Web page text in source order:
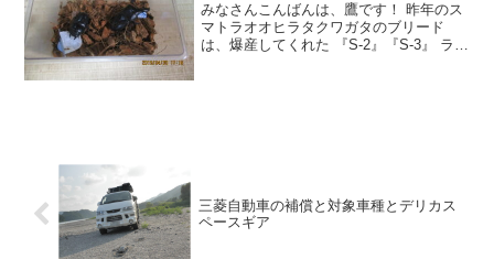
みなさんこんばんは、鷹です！ 昨年のス
マトラオオヒラタクワガタのブリード
は、爆産してくれた 『S-2』『S-3』 ライ
三菱自動車の補償と対象車種とデリカス
ペースギア